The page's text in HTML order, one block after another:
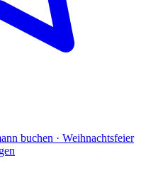
buchen · Weihnachtsfeier